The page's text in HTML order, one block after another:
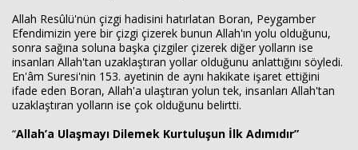
Allah Resûlü'nün çizgi hadisini hatırlatan Boran, Peygamber
Efendimizin yere bir çizgi çizerek bunun Allah'ın yolu olduğunu,
sonra sağına soluna başka çizgiler çizerek diğer yolların ise
insanları Allah'tan uzaklaştıran yollar olduğunu anlattığını söyledi.
En'âm Suresi'nin 153. ayetinin de aynı hakikate işaret ettiğini
ifade eden Boran, Allah'a ulaştıran yolun tek, insanları Allah'tan
uzaklaştıran yolların ise çok olduğunu belirtti.
“Allah’a Ulaşmayı Dilemek Kurtuluşun İlk Adımıdır”